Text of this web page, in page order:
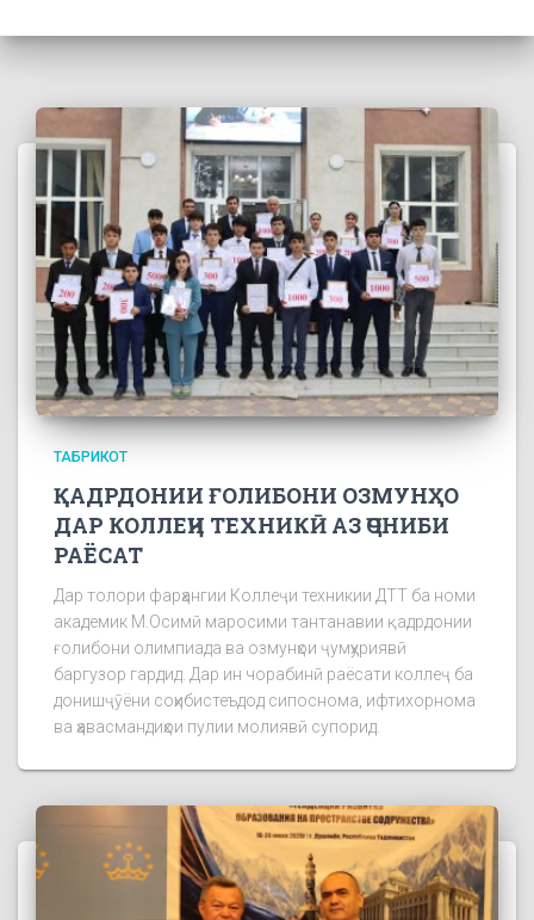
ТАБРИКОТ
ҚАДРДОНИИ ҒОЛИБОНИ ОЗМУНҲО
ДАР КОЛЛЕҶИ ТЕХНИКӢ АЗ ҶОНИБИ
РАЁСАТ
Дар толори фарҳангии Коллеҷи техникии ДТТ ба номи
академик М.Осимӣ маросими тантанавии қадрдонии
ғолибони олимпиада ва озмунҳои ҷумҳуриявӣ
баргузор гардид. Дар ин чорабинӣ раёсати коллеҷ ба
донишҷӯёни соҳибистеъдод сипоснома, ифтихорнома
ва ҳавасмандиҳои пулии молиявӣ супорид.